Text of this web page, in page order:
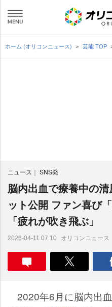
ホーム (オリコンニュース) 芸能 TOP
ニュース SNS発
脳内出血で療養中の
ット公開 ファン喜び
「疲れが吹き飛ぶ」
2026-04-11 07:10 オリコンニュース
2020年6月に脳内出